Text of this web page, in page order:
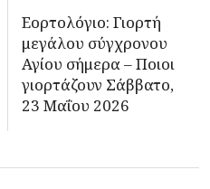
Εορτολόγιο: Γιορτή
μεγάλου σύγχρονου
Αγίου σήμερα – Ποιοι
γιορτάζουν Σάββατο,
23 Μαΐου 2026